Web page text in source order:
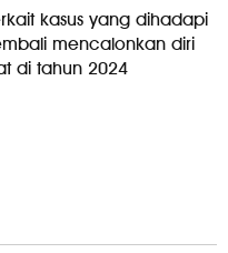
kasus yang dihadapi
mencalonkan diri
di tahun 2024